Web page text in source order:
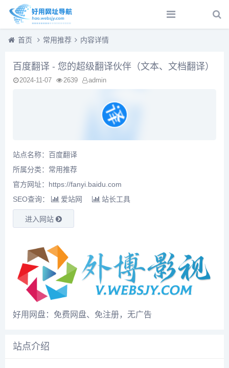
首页 常用推荐 内容详情
百度翻译 - 您的超级翻译伙伴（文本、文档翻译）
2024-11-07 2639 admin
站点名称：百度翻译
所属分类： 常用推荐
官方网址：https://fanyi.baidu.com
SEO查询：
爱站网 站长工具
进入网站
好用网盘：免费网盘、免注册，无广告
站点介绍